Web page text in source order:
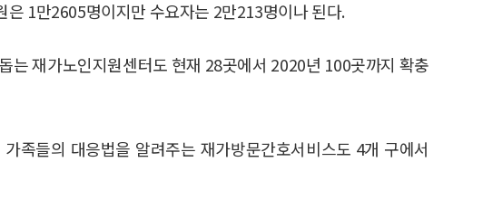
은 1만2605명이지만 수요자는 2만213명이나 된다.
는 재가노인지원센터도 현재 28곳에서 2020년 100곳까지 확충
족들의 대응법을 알려주는 재가방문간호서비스도 4개 구에서